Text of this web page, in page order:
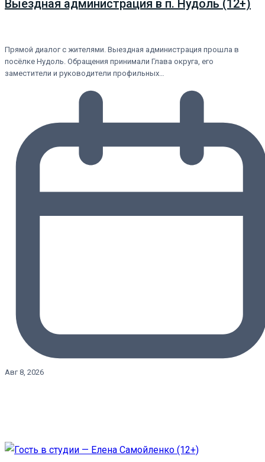
Выездная администрация в п. Нудоль (12+)
Прямой диалог с жителями. Выездная администрация прошла в
посёлке Нудоль. Обращения принимали Глава округа, его
заместители и руководители профильных…
Авг 8, 2026